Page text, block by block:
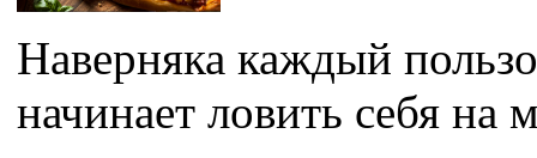
Наверняка каждый
начинает ловить себя на